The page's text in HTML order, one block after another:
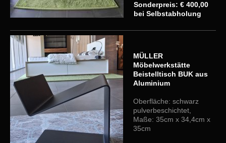
Sonderpreis: € 400,00
bei Selbstabholung
MÜLLER
Möbelwerkstätte
Beistelltisch BUK aus
Aluminium
Oberfläche: schwarz
pulverbeschichtet,
Maße: 35cm x 34,4cm x
35cm